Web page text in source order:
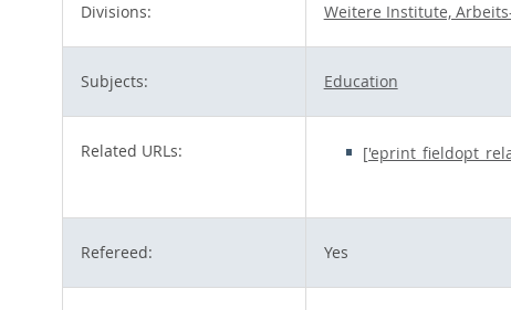
Divisions: Weitere Institute,
Subjects: Education
Related URLs:
Refereed: Yes